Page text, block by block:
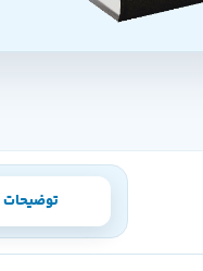
توضیحات